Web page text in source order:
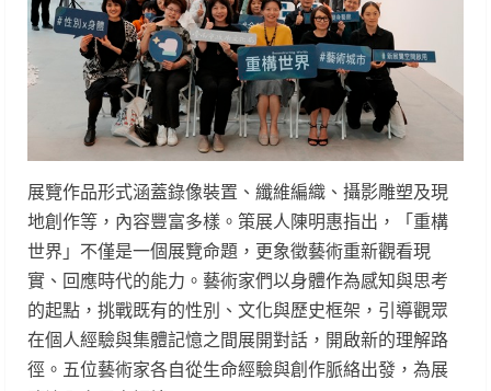
展覽作品形式涵蓋錄像裝置、纖維編織、攝影雕塑及現
地創作等，內容豐富多樣。策展人陳明惠指出，「重構
世界」不僅是一個展覽命題，更象徵藝術重新觀看現
實、回應時代的能力。藝術家們以身體作為感知與思考
的起點，挑戰既有的性別、文化與歷史框架，引導觀眾
在個人經驗與集體記憶之間展開對話，開啟新的理解路
徑。五位藝術家各自從生命經驗與創作脈絡出發，為展